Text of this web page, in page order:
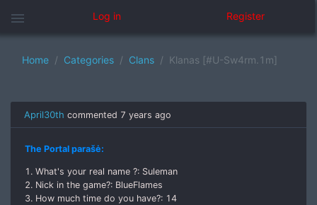
menu Log in Register
Home Categories Clans Klanas [#U-Sw4rm.1m]
April30th commented 7 years ago
The Portal parašė:
1. What's your real name ?: Suleman
2. Nick in the game?: BlueFlames
3. How much time do you have?: 14